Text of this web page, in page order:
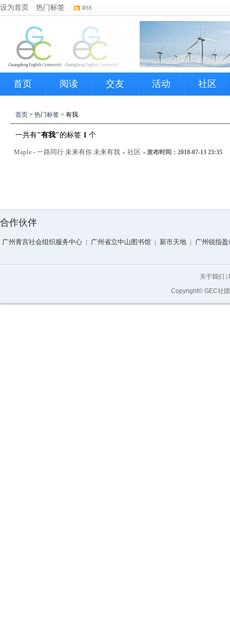
设为首页 热门标签 RSS
首页 阅读 交友 活动 社区
首页 > 热门标签 > 有我
一共有"有我"的标签 1 个
Maple - 一路同行 未来有你 未来有我 - 社区 - 发布时间：2018-07-13 23:35
合作伙伴
广州青宫社会组织服务中心 | 广州省立中山图书馆 | 新市天地 | 广州锐指
关于我们 |
Copyright© GEC社